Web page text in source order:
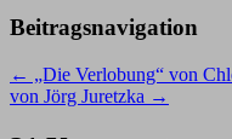
Beitragsnavigation
← „Die Verlobung“ von
von Jörg Juretzka →